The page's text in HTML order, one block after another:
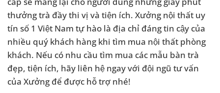
thưởng trà đầy thi vị và tiện ích. Xưởng nội thất uy
tín số 1 Việt Nam tự hào là địa chỉ đáng tin cậy của
nhiều quý khách hàng khi tìm mua nội thất phòng
khách. Nếu có nhu cầu tìm mua các mẫu bàn trà
đẹp, tiện ích, hãy liên hệ ngay với đội ngũ tư vấn
của Xưởng để được hỗ trợ nhé!